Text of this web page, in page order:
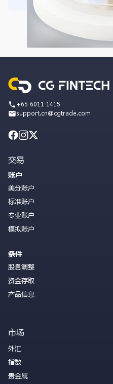
+65 6011 1415
support.cn@cgtrade.com
交易
账户
美分账户
标准账户
专业账户
模拟账户
条件
股息调整
资金存取
产品信息
市场
外汇
指数
贵金属